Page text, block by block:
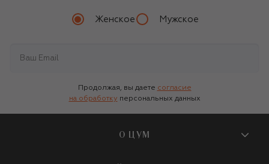
Женское Мужское
Продолжая, вы даете согласие
на обработку персональных данных
О ЦУМ
О магазине